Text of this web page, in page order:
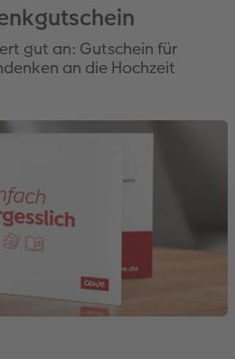
gut an: Gutschein für
an die Hochzeit